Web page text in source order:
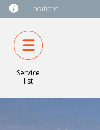
Locations
Service
list